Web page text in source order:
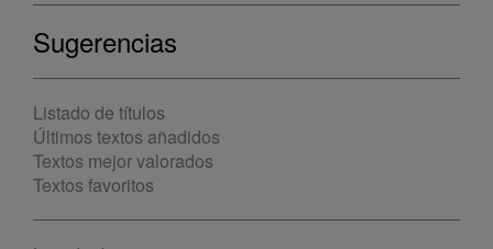
Sugerencias
Listado de títulos
Últimos textos añadidos
Textos mejor valorados
Textos favoritos